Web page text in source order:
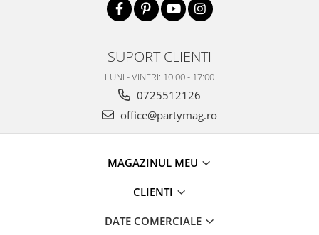
SUPORT CLIENTI
LUNI - VINERI: 10:00 - 17:00
0725512126
office@partymag.ro
MAGAZINUL MEU
CLIENTI
DATE COMERCIALE